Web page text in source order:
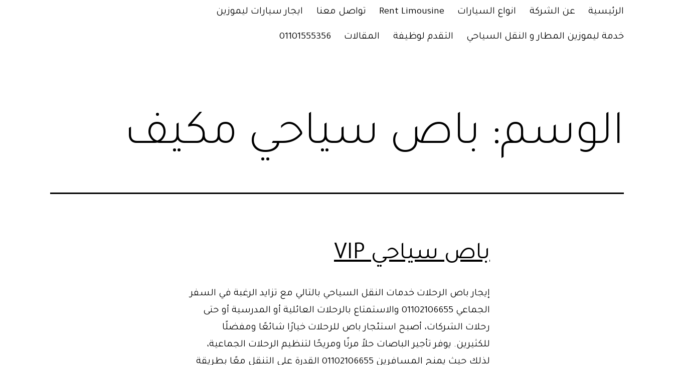
الرئيسية عن الشركة انواع السيارات Rent Limousine تواصل معنا ايجار سيارات ليموزين
خدمة ليموزين المطار و النقل السياحي التقدم لوظيفة المقالات 01101555356
الوسم: باص سياحي مكيف
باص سياحي VIP
إيجار باص الرحلات خدمات النقل السياحي بالتالي مع تزايد الرغبة في السفر
الجماعي 01102106655 والاستمتاع بالرحلات العائلية أو المدرسية أو حتى
رحلات الشركات، أصبح استئجار باص للرحلات خيارًا شائعًا ومفضلًا
للكثيرين. يوفر تأجير الباصات حلاً مرنًا ومريحًا لتنظيم الرحلات الجماعية،
لذلك حيث يمنح المسافرين 01102106655 القدرة على التنقل معًا بطريقة